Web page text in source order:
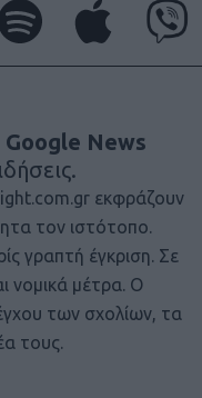
Google News
εκφράζουν
τον ιστότοπο.
γραπτή έγκριση. Σε
νομικά μέτρα. Ο
των σχολίων, τα
τους.